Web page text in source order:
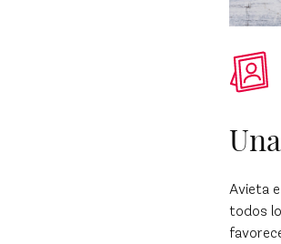
Avieta
todos